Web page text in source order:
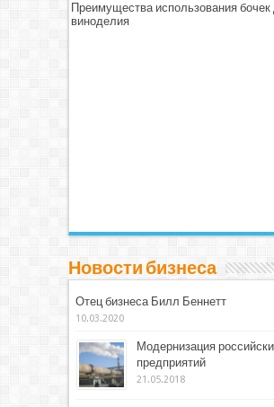
Преимущества использования бочек
виноделия
Новости бизнеса
Отец бизнеса Билл Беннетт
10.03.2020
Модернизация
предприятий
21.05.2018